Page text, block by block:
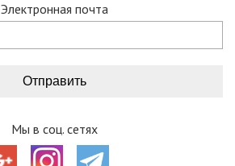
Электронная почта
Мы в соц. сетях